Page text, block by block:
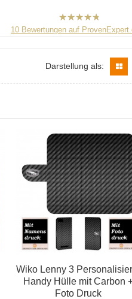
B2CPrint
hat5von
5
10 Bewertungen auf
Darstellung als:
Wiko Lenny 3
Handy Hülle mit Carbon
Foto Druck